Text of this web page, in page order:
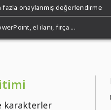
fazla onaylanmış değerlendirme
karakterler